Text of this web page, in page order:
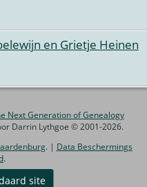
en Grietje Heinen
Next Generation of Genealogy
Darrin Lythgoe © 2001-2026.
. | Data Beschermings
.
site